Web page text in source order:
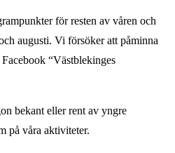
för resten av våren och
augusti. Vi försöker att påminna
“Västblekinges
bekant eller rent av yngre
på våra aktiviteter.